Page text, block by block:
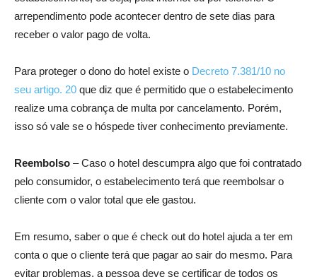
arrependimento pode acontecer dentro de sete dias para
receber o valor pago de volta.
Para proteger o dono do hotel existe o Decreto 7.381/10 no
seu artigo. 20 que diz que é permitido que o estabelecimento
realize uma cobrança de multa por cancelamento. Porém,
isso só vale se o hóspede tiver conhecimento previamente.
Reembolso – Caso o hotel descumpra algo que foi contratado
pelo consumidor, o estabelecimento terá que reembolsar o
cliente com o valor total que ele gastou.
Em resumo, saber o que é check out do hotel ajuda a ter em
conta o que o cliente terá que pagar ao sair do mesmo. Para
evitar problemas, a pessoa deve se certificar de todos os